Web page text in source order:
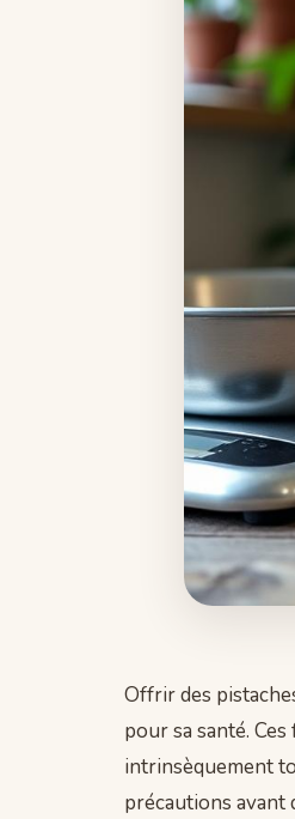
Offrir des
pour sa santé.
intrinsèquement
précautions avant